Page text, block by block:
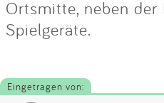
Ortsmitte, neben der
Spielgeräte.
Eingetragen von: